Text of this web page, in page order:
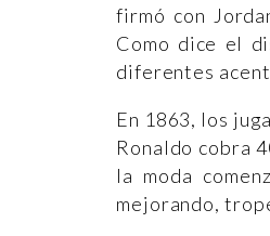
firmó con
Como dice el
diferentes
En 1863, los
Ronaldo cobra
la moda
mejorando,